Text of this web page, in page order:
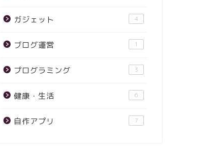
ガジェット 4
ブログ運営 1
プログラミング 3
健康・生活 6
自作アプリ 7